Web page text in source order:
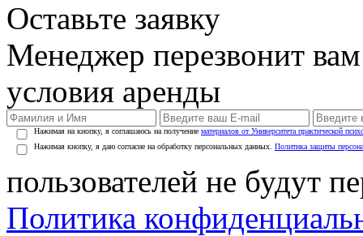
Оставьте заявку
Менеджер перезвонит
условия аренды
Нажимая на кнопку, я соглашаюсь на получение материалов от Университета практической
Нажимая кнопку, я даю согласие на обработку персональных данных. Политика защиты
пользователей не будут
Политика